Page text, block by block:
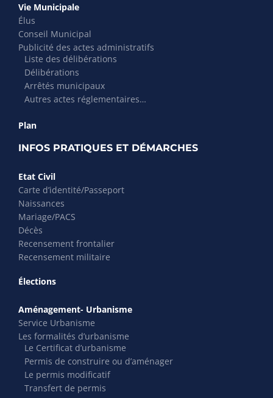
Vie Municipale
Élus
Conseil Municipal
Publicité des actes administratifs
Liste des délibérations
Délibérations
Arrêtés municipaux
Autres actes réglementaires…
Plan
INFOS PRATIQUES ET DÉMARCHES
Etat Civil
Carte d’identité/Passeport
Naissances
Mariage/PACS
Décès
Recensement frontalier
Recensement militaire
Élections
Aménagement- Urbanisme
Service Urbanisme
Les formalités d’urbanisme
Le Certificat d’urbanisme
Permis de construire ou d’aménager
Le permis modificatif
Transfert de permis